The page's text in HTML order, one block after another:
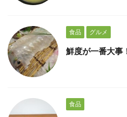
食品 グルメ
鮮度が一番大事
食品